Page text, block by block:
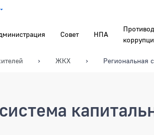
Совет НПА
ЖКХ Региональная